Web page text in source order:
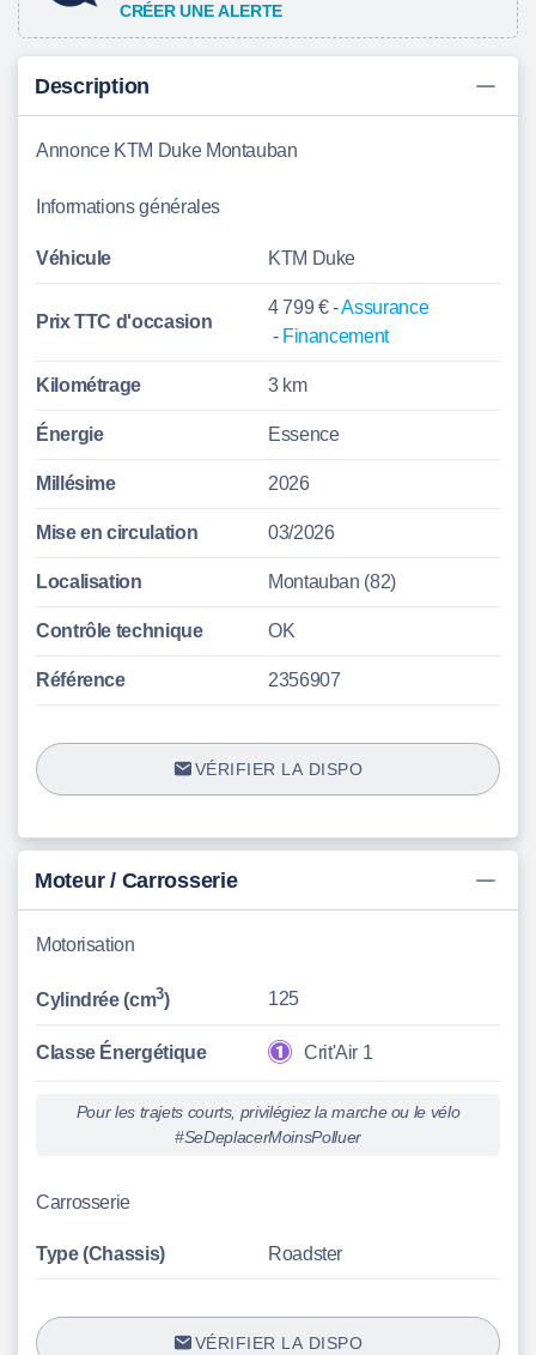
CRÉER UNE ALERTE
Description
Annonce KTM Duke Montauban
Informations générales
Véhicule KTM Duke
Prix TTC d'occasion
4 799 € -Assurance
- Financement
Kilométrage 3 km
Énergie Essence
Millésime 2026
Mise en circulation 03/2026
Localisation Montauban (82)
Contrôle technique OK
Référence 2356907
VÉRIFIER LA DISPO
Moteur / Carrosserie
Motorisation
Cylindrée (cm3) 125
Classe Énergétique Crit'Air 1
Pour les trajets courts, privilégiez la marche ou le vélo
#SeDeplacerMoinsPolluer
Carrosserie
Type (Chassis) Roadster
VÉRIFIER LA DISPO